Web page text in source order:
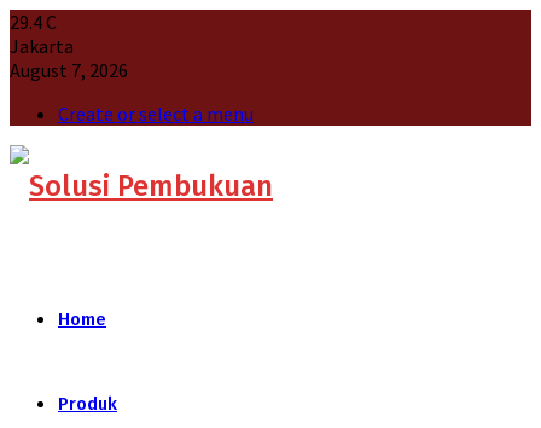
29.4C
Jakarta
August 7, 2026
Create or select a menu
Home
Produk